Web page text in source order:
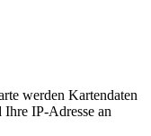
werden Kartendaten
IP-Adresse an